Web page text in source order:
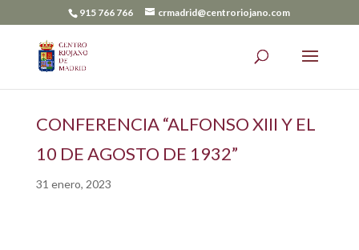
915 766 766 crmadrid@centroriojano.com
CONFERENCIA “ALFONSO XIII Y EL
10 DE AGOSTO DE 1932”
31 enero, 2023